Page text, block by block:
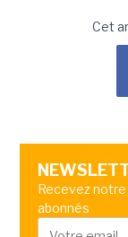
Cet
Recevez
abonnés